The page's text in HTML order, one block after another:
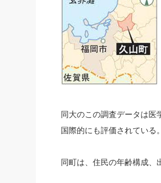
同大のこの調査データは医
国際的にも評価されている。
同町は、住民の年齢構成、